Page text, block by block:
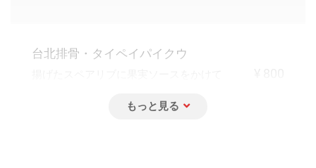
台北排骨・タイペイパイクウ